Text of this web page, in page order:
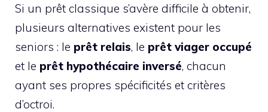
Si un prêt classique s’avère difficile à obtenir,
plusieurs alternatives existent pour les
seniors : le prêt relais, le prêt viager occupé
et le prêt hypothécaire inversé, chacun
ayant ses propres spécificités et critères
d’octroi.